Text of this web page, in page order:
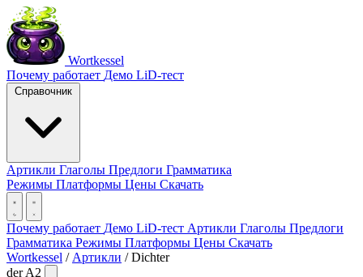
Wortkessel
Почему работает Демо LiD-тест
Справочник
Артикли Глаголы Предлоги Грамматика
Режимы Платформы Цены Скачать
Почему работает Демо LiD-тест Артикли Глаголы Предлоги
Грамматика Режимы Платформы Цены Скачать
Wortkessel / Артикли / Dichter
derA2